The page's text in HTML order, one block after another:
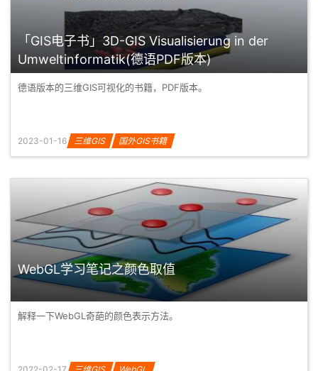
「GIS电子书」3D-GIS Visualisierung in der
Umweltinformatik(德语PDF版本)
德语版本的三维GIS可视化的书籍，PDF版本。
2023-01-16 三维GIS 国外GIS书籍
WebGL学习笔记之颜色取值
解释一下WebGL奇葩的颜色表示方法。